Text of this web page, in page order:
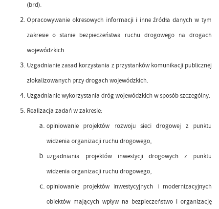
(brd).
Opracowywanie okresowych informacji i inne źródła danych w tym
zakresie o stanie bezpieczeństwa ruchu drogowego na drogach
wojewódzkich.
Uzgadnianie zasad korzystania z przystanków komunikacji publicznej
zlokalizowanych przy drogach wojewódzkich.
Uzgadnianie wykorzystania dróg wojewódzkich w sposób szczególny.
Realizacja zadań w zakresie:
opiniowanie projektów rozwoju sieci drogowej z punktu
widzenia organizacji ruchu drogowego,
uzgadniania projektów inwestycji drogowych z punktu
widzenia organizacji ruchu drogowego,
opiniowanie projektów inwestycyjnych i modernizacyjnych
obiektów mających wpływ na bezpieczeństwo i organizację